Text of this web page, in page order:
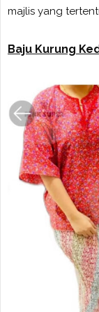
majlis yang
Baju Kurung